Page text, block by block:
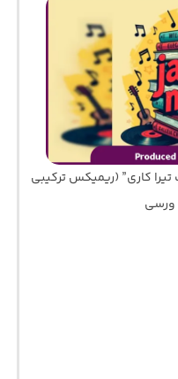
تیرا کاری” (ریمیکس ترکیبی
ورسی